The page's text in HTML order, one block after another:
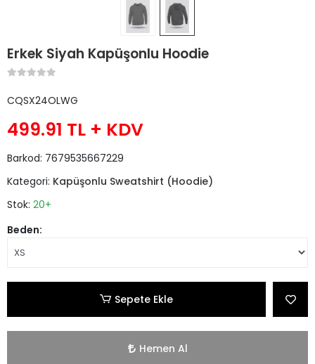
Erkek Siyah Kapüşonlu Hoodie
CQSX24OLWG
499.91 TL + KDV
Barkod: 7679535667229
Kategori: Kapüşonlu Sweatshirt (Hoodie)
Stok: 20+
Beden:
Sepete Ekle
Hemen Al